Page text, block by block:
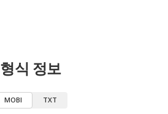
형식 정보
MOBI TXT